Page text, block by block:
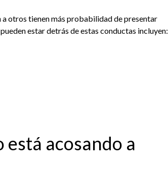
a otros tienen más probabilidad de presentar
estar detrás de estas conductas incluyen:
está acosando a